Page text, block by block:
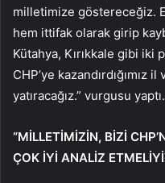
milletimize göstereceğiz.
hem ittifak olarak girip
Kütahya, Kırıkkale gibi iki
CHP’ye
yatıracağız.” vurgusu yaptı.
“MİLLETİMİZİN, BİZİ
ÇOK İYİ ANALİZ